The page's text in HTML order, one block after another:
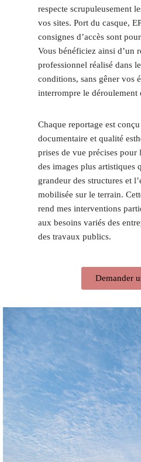
respecte scrupuleusement
vos sites. Port du casque,
consignes d’accès sont
Vous bénéficiez ainsi d’un
professionnel réalisé dans
conditions, sans gêner vos
interrompre le déroulement
Chaque reportage est
documentaire et qualité
prises de vue précises
des images plus artistiques
grandeur des structures et
mobilisée sur le terrain.
rend mes interventions
aux besoins variés des
des travaux publics.
Demander